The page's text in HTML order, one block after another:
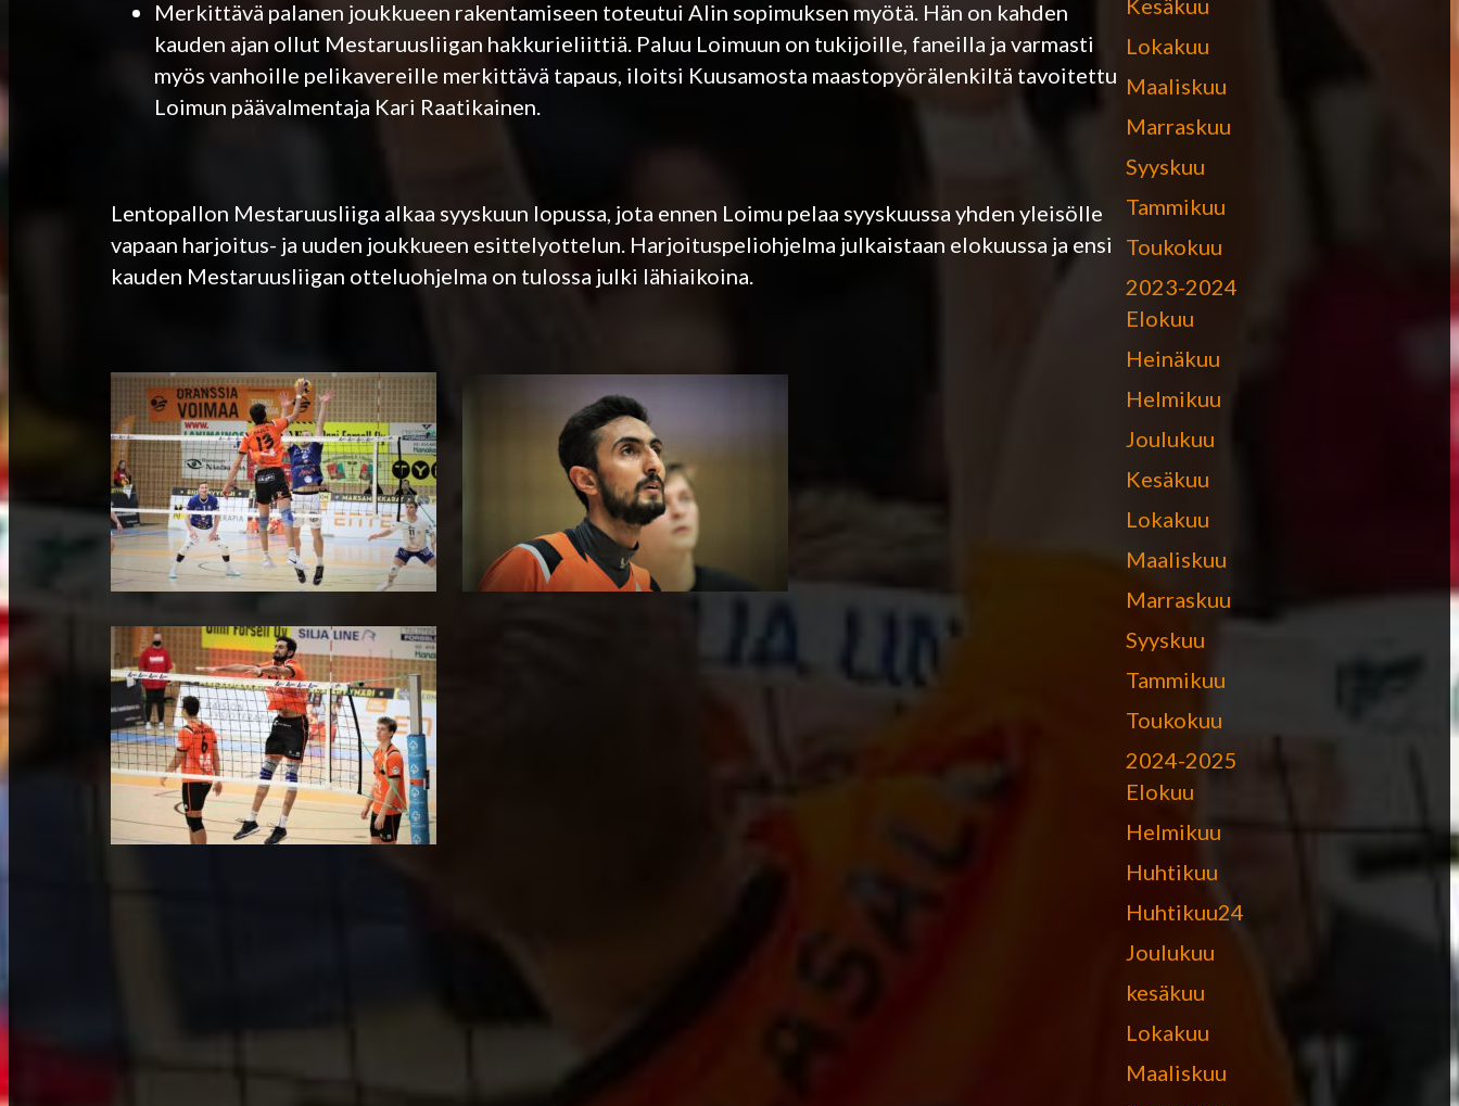
Merkittävä palanen joukkueen rakentamiseen toteutui Alin sopimuksen myötä. Hän on kahden
kauden ajan ollut Mestaruusliigan hakkurieliittiä. Paluu Loimuun on tukijoille, faneilla ja varmasti
myös vanhoille pelikavereille merkittävä tapaus, iloitsi Kuusamosta maastopyörälenkiltä tavoitettu
Loimun päävalmentaja Kari Raatikainen.
Lentopallon Mestaruusliiga alkaa syyskuun lopussa, jota ennen Loimu pelaa syyskuussa yhden yleisölle
vapaan harjoitus- ja uuden joukkueen esittelyottelun. Harjoituspeliohjelma julkaistaan elokuussa ja ensi
kauden Mestaruusliigan otteluohjelma on tulossa julki lähiaikoina.
Kesäkuu
Lokakuu
Maaliskuu
Marraskuu
Syyskuu
Tammikuu
Toukokuu
2023-2024
Elokuu
Heinäkuu
Helmikuu
Joulukuu
Kesäkuu
Lokakuu
Maaliskuu
Marraskuu
Syyskuu
Tammikuu
Toukokuu
2024-2025
Elokuu
Helmikuu
Huhtikuu
Huhtikuu24
Joulukuu
kesäkuu
Lokakuu
Maaliskuu